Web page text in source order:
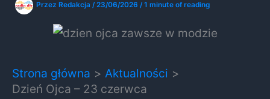
Przez Redakcja /23/06/2026 /1 minute of reading
Strona główna
Aktualności
Dzień Ojca – 23 czerwca